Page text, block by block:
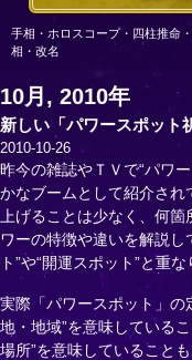
手相・ホロスコープ・四柱推命
相・改名
10月, 2010年
新しい「パワースポット
2010-10-26
昨今の雑誌やＴＶで“パワ
かなブームとして紹介され
上げることは少なく、何
ワーの特徴や違いを解説し
ト”や“開運スポット”と重
実際「パワースポット」の
地・地域”を意味している
場所”を意味していること